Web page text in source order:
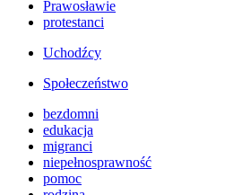
Prawosławie
protestanci
Uchodźcy
Społeczeństwo
bezdomni
edukacja
migranci
niepełnosprawność
pomoc